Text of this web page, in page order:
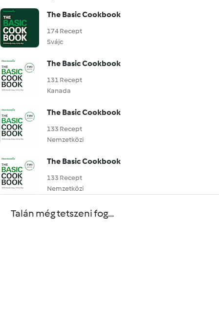
The Basic Cookbook
174 Recept
Svájc
The Basic Cookbook
131 Recept
Kanada
The Basic Cookbook
133 Recept
Nemzetközi
The Basic Cookbook
133 Recept
Nemzetközi
Talán még tetszeni fog...